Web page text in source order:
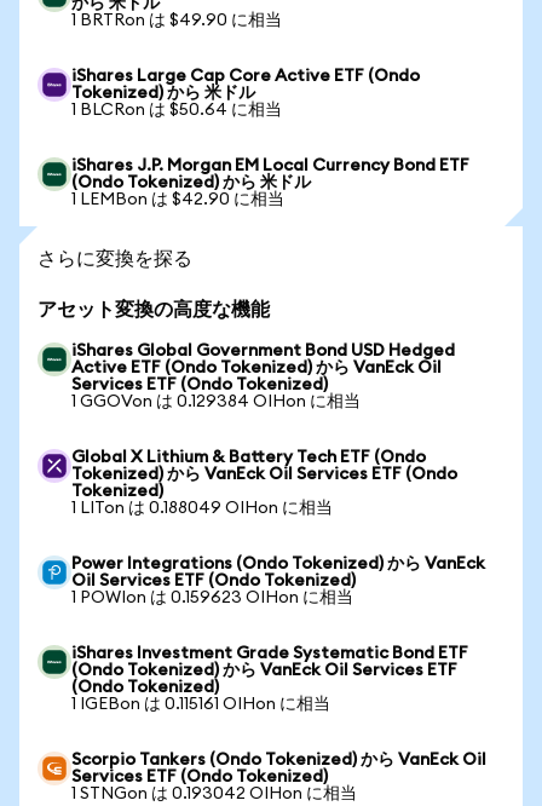
から 米ドル
1 BRTRon は $49.90 に相当
iShares Large Cap Core Active ETF (Ondo
Tokenized) から 米ドル
1 BLCRon は $50.64 に相当
iShares J.P. Morgan EM Local Currency Bond ETF
(Ondo Tokenized) から 米ドル
1 LEMBon は $42.90 に相当
さらに変換を探る
アセット変換の高度な機能
iShares Global Government Bond USD Hedged
Active ETF (Ondo Tokenized) から VanEck Oil
Services ETF (Ondo Tokenized)
1 GGOVon は 0.129384 OIHon に相当
Global X Lithium & Battery Tech ETF (Ondo
Tokenized) から VanEck Oil Services ETF (Ondo
Tokenized)
1 LITon は 0.188049 OIHon に相当
Power Integrations (Ondo Tokenized) から VanEck
Oil Services ETF (Ondo Tokenized)
1 POWIon は 0.159623 OIHon に相当
iShares Investment Grade Systematic Bond ETF
(Ondo Tokenized) から VanEck Oil Services ETF
(Ondo Tokenized)
1 IGEBon は 0.115161 OIHon に相当
Scorpio Tankers (Ondo Tokenized) から VanEck Oil
Services ETF (Ondo Tokenized)
1 STNGon は 0.193042 OIHon に相当